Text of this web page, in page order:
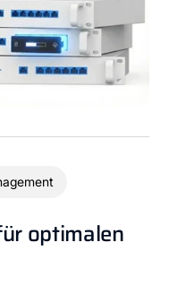
optimalen